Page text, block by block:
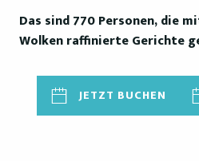
Das sind 770 Personen, die
Wolken raffinierte Gerichte
JETZT BUCHEN